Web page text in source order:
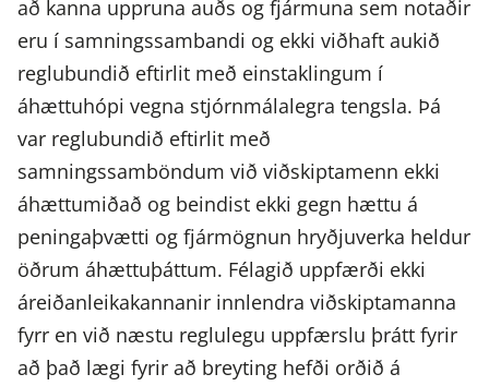
að kanna uppruna auðs og fjármuna sem notaðir
eru í samningssambandi og ekki viðhaft aukið
reglubundið eftirlit með einstaklingum í
áhættuhópi vegna stjórnmálalegra tengsla. Þá
var reglubundið eftirlit með
samningssamböndum við viðskiptamenn ekki
áhættumiðað og beindist ekki gegn hættu á
peningaþvætti og fjármögnun hryðjuverka heldur
öðrum áhættuþáttum. Félagið uppfærði ekki
áreiðanleikakannanir innlendra viðskiptamanna
fyrr en við næstu reglulegu uppfærslu þrátt fyrir
að það lægi fyrir að breyting hefði orðið á